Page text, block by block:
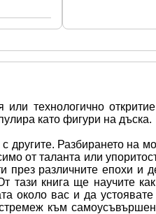
технологично
като фигури на дъска.
Разбирането на
от таланта или
различните епохи и
книга ще научите
около вас и да
към